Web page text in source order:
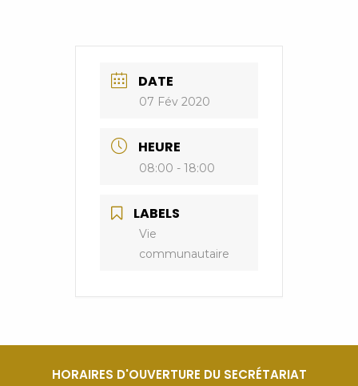
DATE
07 Fév 2020
HEURE
08:00 - 18:00
LABELS
Vie
communautaire
HORAIRES D'OUVERTURE DU SECRÉTARIAT